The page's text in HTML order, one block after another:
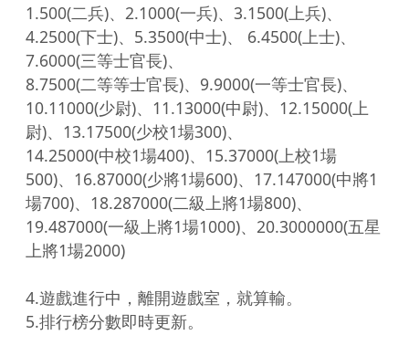
1.500(二兵)、2.1000(一兵)、3.1500(上兵)、
4.2500(下士)、5.3500(中士)、 6.4500(上士)、
7.6000(三等士官長)、
8.7500(二等等士官長)、9.9000(一等士官長)、
10.11000(少尉)、11.13000(中尉)、12.15000(上
尉)、13.17500(少校1場300)、
14.25000(中校1場400)、15.37000(上校1場
500)、16.87000(少將1場600)、17.147000(中將1
場700)、18.287000(二級上將1場800)、
19.487000(一級上將1場1000)、20.3000000(五星
上將1場2000)
4.遊戲進行中，離開遊戲室，就算輸。
5.排行榜分數即時更新。